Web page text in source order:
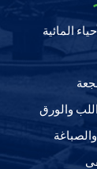
المائية
والورق